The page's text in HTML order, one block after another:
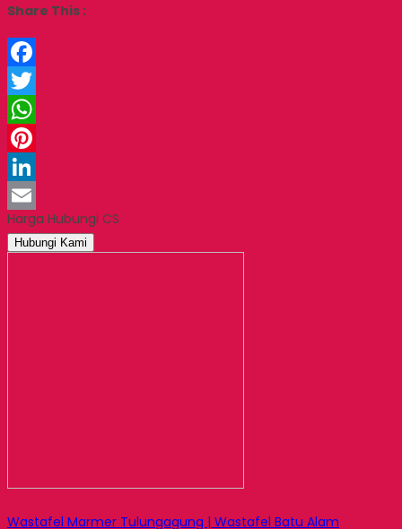
Share This :
Facebook
Twitter
WhatsApp
Pinterest
LinkedIn
Email
Harga Hubungi CS
Hubungi Kami
Wastafel Marmer Tulungagung | Wastafel Batu Alam